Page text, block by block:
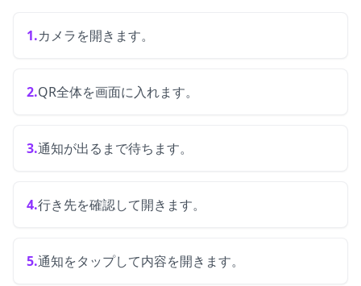
1.カメラを開きます。
2.QR全体を画面に入れます。
3.通知が出るまで待ちます。
4.行き先を確認して開きます。
5.通知をタップして内容を開きます。